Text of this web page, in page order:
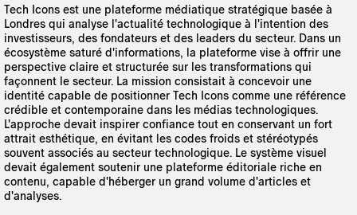
Tech Icons est une plateforme médiatique stratégique basée à
Londres qui analyse l'actualité technologique à l'intention des
investisseurs, des fondateurs et des leaders du secteur. Dans un
écosystème saturé d'informations, la plateforme vise à offrir une
perspective claire et structurée sur les transformations qui
façonnent le secteur. La mission consistait à concevoir une
identité capable de positionner Tech Icons comme une référence
crédible et contemporaine dans les médias technologiques.
L'approche devait inspirer confiance tout en conservant un fort
attrait esthétique, en évitant les codes froids et stéréotypés
souvent associés au secteur technologique. Le système visuel
devait également soutenir une plateforme éditoriale riche en
contenu, capable d'héberger un grand volume d'articles et
d'analyses.